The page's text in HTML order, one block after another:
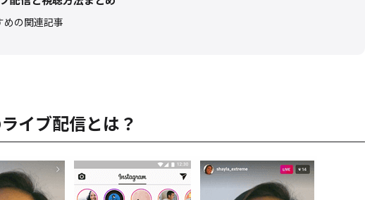
めの関連記事
イブ配信とは？